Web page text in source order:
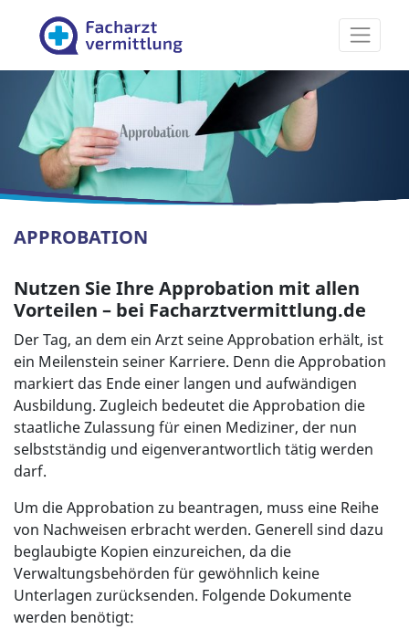
Facharztvermittlung
APPROBATION
Nutzen Sie Ihre Approbation mit allen
Vorteilen – bei Facharztvermittlung.de
Der Tag, an dem ein Arzt seine Approbation erhält, ist
ein Meilenstein seiner Karriere. Denn die Approbation
markiert das Ende einer langen und aufwändigen
Ausbildung. Zugleich bedeutet die Approbation die
staatliche Zulassung für einen Mediziner, der nun
selbstständig und eigenverantwortlich tätig werden
darf.
Um die Approbation zu beantragen, muss eine Reihe
von Nachweisen erbracht werden. Generell sind dazu
beglaubigte Kopien einzureichen, da die
Verwaltungsbehörden für gewöhnlich keine
Unterlagen zurücksenden. Folgende Dokumente
werden benötigt: